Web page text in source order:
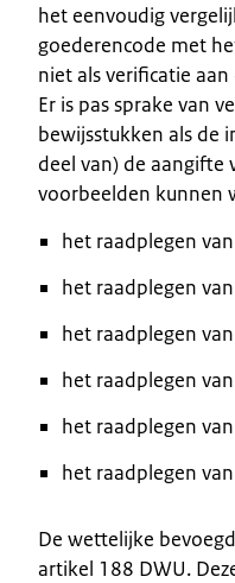
het eenvoudig
goederencode met
niet als verificatie
Er is pas sprake van
bewijsstukken als de
deel van) de aangifte
voorbeelden kunnen
het raadplegen
het raadplegen
het raadplegen
het raadplegen
het raadplegen
het raadplegen
De wettelijke
artikel 188 DWU.